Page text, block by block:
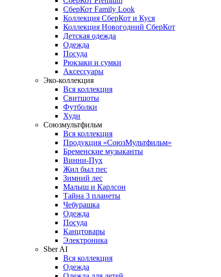
СберКот Family Look
Коллекция СберКот и Куся
Коллекция Новогодний СберКот
Детская одежда
Одежда
Посуда
Рюкзаки и сумки
Аксессуары
Эко-коллекция
Вся коллекция
Свитшоты
Футболки
Худи
Союзмультфильм
Вся коллекция
Продукция «СоюзМультфильм»
Бременские музыканты
Винни-Пух
Жил был пес
Зимний лес
Малыш и Карлсон
Тайна 3 планеты
Чебурашка
Одежда
Посуда
Канцтовары
Электроника
Sber AI
Вся коллекция
Одежда